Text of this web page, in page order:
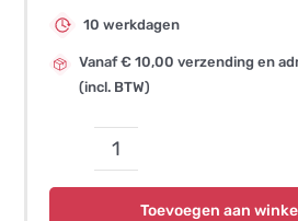
10 werkdagen
Vanaf € 10,00 verzending en
(incl. BTW)
Dilaterende
Cardiomyopathie
Toevoegen aan